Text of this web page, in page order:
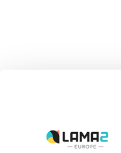
The
View all